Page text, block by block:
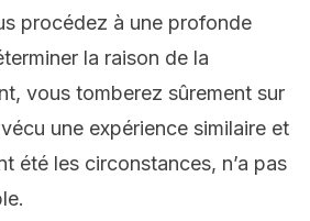
procédez à une profonde
la raison de la
vous tomberez sûrement sur
une expérience similaire et
été les circonstances, n’a pas